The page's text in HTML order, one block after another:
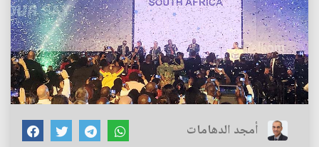
أمجد الدهامات